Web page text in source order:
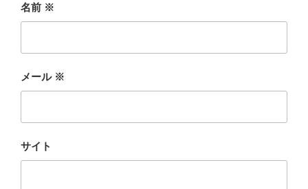
名前 ※
メール ※
サイト